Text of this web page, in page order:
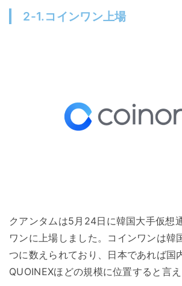
2-1.コインワン上場
クアンタムは5月24日に韓国大手仮想
ワンに上場しました。コインワンは韓
つに数えられており、日本であれば国
QUOINEXほどの規模に位置すると言え